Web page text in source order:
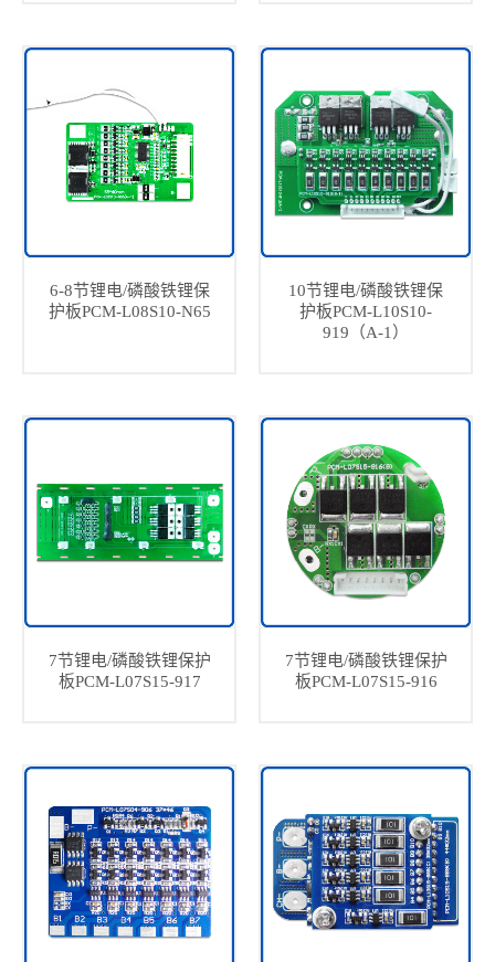
6-8节锂电/磷酸铁锂保
护板PCM-L08S10-N65
10节锂电/磷酸铁锂保
护板PCM-L10S10-
919（A-1）
7节锂电/磷酸铁锂保护
板PCM-L07S15-917
7节锂电/磷酸铁锂保护
板PCM-L07S15-916